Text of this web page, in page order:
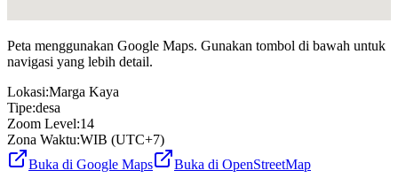
Peta menggunakan Google Maps. Gunakan tombol di bawah untuk
navigasi yang lebih detail.
Lokasi:Marga Kaya
Tipe:desa
Zoom Level:14
Zona Waktu:WIB (UTC+7)
Buka di Google Maps
Buka di OpenStreetMap